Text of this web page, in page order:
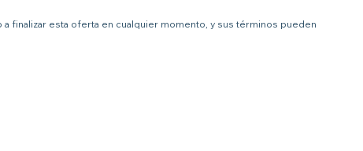
finalizar esta oferta en cualquier momento, y sus términos pueden